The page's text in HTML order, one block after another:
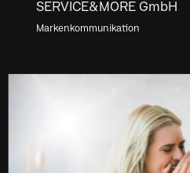
SERVICE&MORE GmbH
Markenkommunikation